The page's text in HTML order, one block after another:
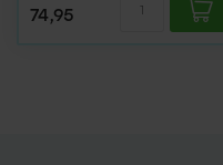
74,95